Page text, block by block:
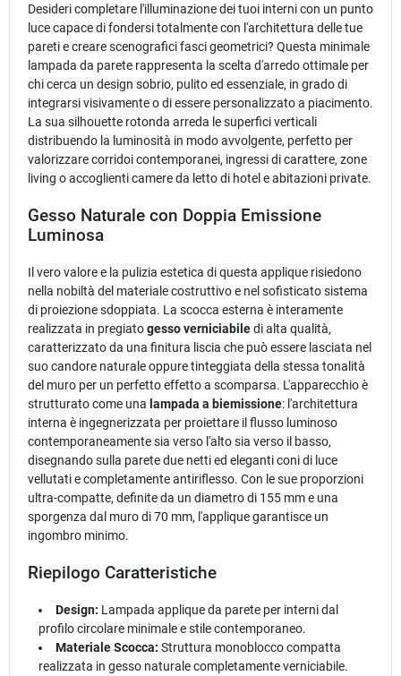
Desideri completare l'illuminazione dei tuoi interni con un punto
luce capace di fondersi totalmente con l'architettura delle tue
pareti e creare scenografici fasci geometrici? Questa minimale
lampada da parete rappresenta la scelta d'arredo ottimale per
chi cerca un design sobrio, pulito ed essenziale, in grado di
integrarsi visivamente o di essere personalizzato a piacimento.
La sua silhouette rotonda arreda le superfici verticali
distribuendo la luminosità in modo avvolgente, perfetto per
valorizzare corridoi contemporanei, ingressi di carattere, zone
living o accoglienti camere da letto di hotel e abitazioni private.
Gesso Naturale con Doppia Emissione
Luminosa
Il vero valore e la pulizia estetica di questa applique risiedono
nella nobiltà del materiale costruttivo e nel sofisticato sistema
di proiezione sdoppiata. La scocca esterna è interamente
realizzata in pregiatogesso verniciabiledi alta qualità,
caratterizzato da una finitura liscia che può essere lasciata nel
suo candore naturale oppure tinteggiata della stessa tonalità
del muro per un perfetto effetto a scomparsa. L'apparecchio è
strutturato come una lampada a biemissione: l'architettura
interna è ingegnerizzata per proiettare il flusso luminoso
contemporaneamente sia verso l'alto sia verso il basso,
disegnando sulla parete due netti ed eleganti coni di luce
vellutati e completamente antiriflesso. Con le sue proporzioni
ultra-compatte, definite da un diametro di 155 mm e una
sporgenza dal muro di 70 mm, l'applique garantisce un
ingombro minimo.
Riepilogo Caratteristiche
Design: Lampada applique da parete per interni dal
profilo circolare minimale e stile contemporaneo.
Materiale Scocca: Struttura monoblocco compatta
realizzata in gesso naturale completamente verniciabile.